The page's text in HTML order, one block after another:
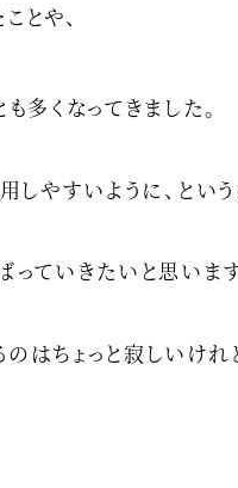
とや、
多くなってきました。
しやすいように、とい
ていきたいと思います
はちょっと寂しいけれ